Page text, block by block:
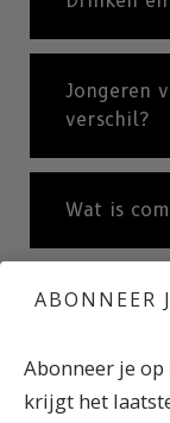
Jongeren
verschil?
Wat is
Wat is
ABONNEER
Abonneer je op
krijgt het